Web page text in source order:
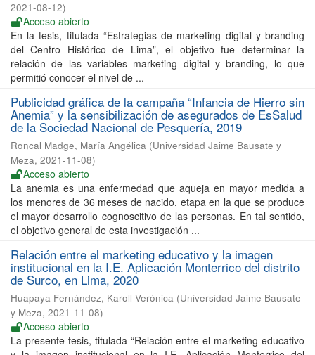
2021-08-12)
Acceso abierto
En la tesis, titulada “Estrategias de marketing digital y branding
del Centro Histórico de Lima”, el objetivo fue determinar la
relación de las variables marketing digital y branding, lo que
permitió conocer el nivel de ...
Publicidad gráfica de la campaña “Infancia de Hierro sin
Anemia” y la sensibilización de asegurados de EsSalud
de la Sociedad Nacional de Pesquería, 2019
Roncal Madge, María Angélica (Universidad Jaime Bausate y
Meza, 2021-11-08)
Acceso abierto
La anemia es una enfermedad que aqueja en mayor medida a
los menores de 36 meses de nacido, etapa en la que se produce
el mayor desarrollo cognoscitivo de las personas. En tal sentido,
el objetivo general de esta investigación ...
Relación entre el marketing educativo y la imagen
institucional en la I.E. Aplicación Monterrico del distrito
de Surco, en Lima, 2020
Huapaya Fernández, Karoll Verónica (Universidad Jaime Bausate
y Meza, 2021-11-08)
Acceso abierto
La presente tesis, titulada “Relación entre el marketing educativo